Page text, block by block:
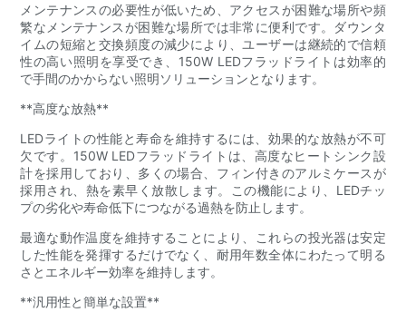
メンテナンスの必要性が低いため、アクセスが困難な場所や頻
繁なメンテナンスが困難な場所では非常に便利です。ダウンタ
イムの短縮と交換頻度の減少により、ユーザーは継続的で信頼
性の高い照明を享受でき、150W LEDフラッドライトは効率的
で手間のかからない照明ソリューションとなります。
**高度な放熱**
LEDライトの性能と寿命を維持するには、効果的な放熱が不可
欠です。150W LEDフラッドライトは、高度なヒートシンク設
計を採用しており、多くの場合、フィン付きのアルミケースが
採用され、熱を素早く放散します。この機能により、LEDチッ
プの劣化や寿命低下につながる過熱を防止します。
最適な動作温度を維持することにより、これらの投光器は安定
した性能を発揮するだけでなく、耐用年数全体にわたって明る
さとエネルギー効率を維持します。
**汎用性と簡単な設置**